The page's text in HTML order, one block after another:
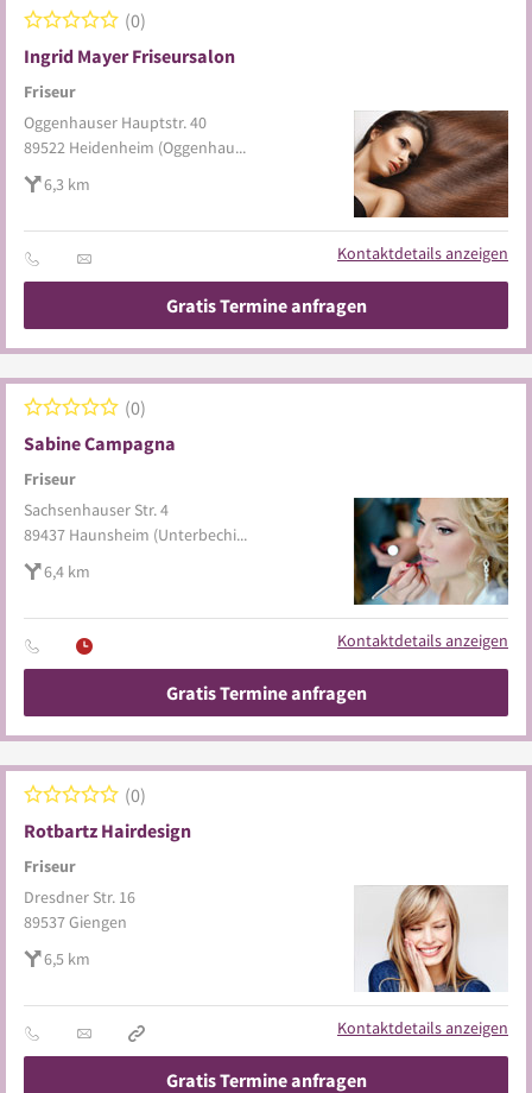
Ingrid Mayer Friseursalon
Friseur
0
Oggenhauser Hauptstr. 40
89522 Heidenheim (Oggenhausen)
6,3 km
Kontaktdetails anzeigen
Gratis Termine anfragen
Sabine Campagna
Friseur
0
Sachsenhauser Str. 4
89437 Haunsheim (Unterbechingen)
6,4 km
Kontaktdetails anzeigen
Gratis Termine anfragen
Rotbartz Hairdesign
Friseur
0
Dresdner Str. 16
89537Giengen
6,5 km
Kontaktdetails anzeigen
Gratis Termine anfragen